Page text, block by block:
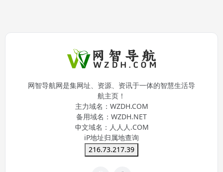
网智导航网是集网址、资源、资讯于一体的智慧生活导
航主页！
主力域名： WZDH.COM
备用域名： WZDH.NET
中文域名： 人人人.COM
iP地址归属地查询
216.73.217.39